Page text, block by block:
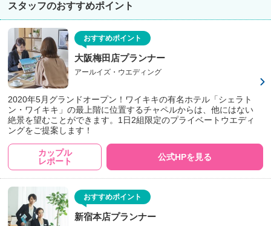
スタッフのおすすめポイント
おすすめポイント
大阪梅田店プランナー
アールイズ・ウエディング
2020年5月グランドオープン！ワイキキの有名ホテル「シェラト
ン・ワイキキ」の最上階に位置するチャペルからは、他にはない
絶景を望むことができます。1日2組限定のプライベートウエディ
ングをご提案します！
カップル
レポート
公式HPを見る
おすすめポイント
新宿本店プランナー